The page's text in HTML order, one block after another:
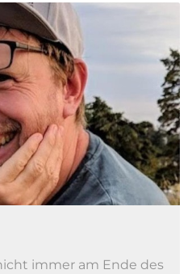
immer am Ende des